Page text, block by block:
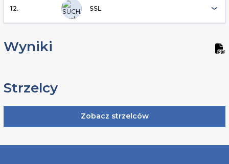
12. SSL
Wyniki
Strzelcy
Zobacz strzelców